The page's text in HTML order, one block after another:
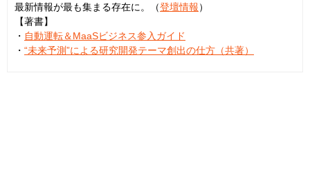
最新情報が最も集まる存在に。（登壇情報）
【著書】
・ 自動運転＆MaaSビジネス参入ガイド
・ “未来予測”による研究開発テーマ創出の仕方（共著）